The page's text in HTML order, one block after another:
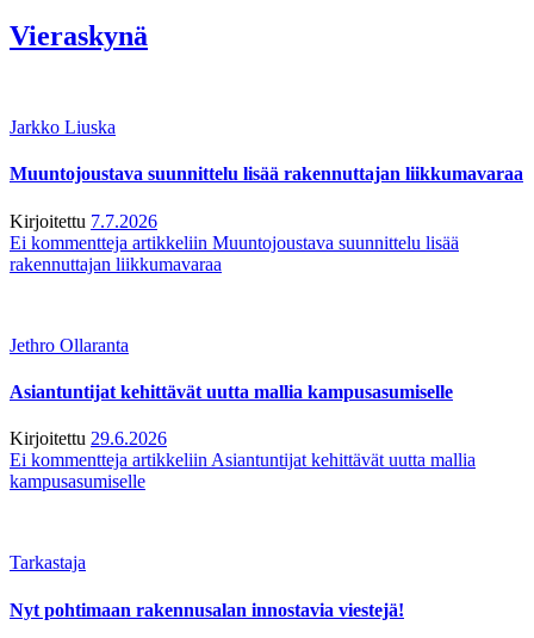
Vieraskynä
Jarkko Liuska
Muuntojoustava suunnittelu lisää rakennuttajan liikkumavaraa
Kirjoitettu 7.7.2026
Ei kommentteja artikkeliin Muuntojoustava suunnittelu lisää
rakennuttajan liikkumavaraa
Jethro Ollaranta
Asiantuntijat kehittävät uutta mallia kampusasumiselle
Kirjoitettu 29.6.2026
Ei kommentteja artikkeliin Asiantuntijat kehittävät uutta mallia
kampusasumiselle
Tarkastaja
Nyt pohtimaan rakennusalan innostavia viestejä!